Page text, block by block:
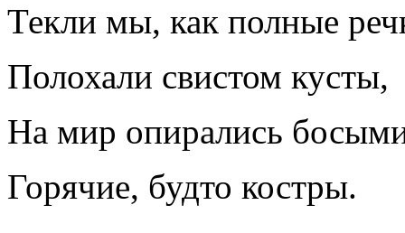
Текли мы, как полные
Полохали свистом кусты,
На мир опирались
Горячие, будто костры.